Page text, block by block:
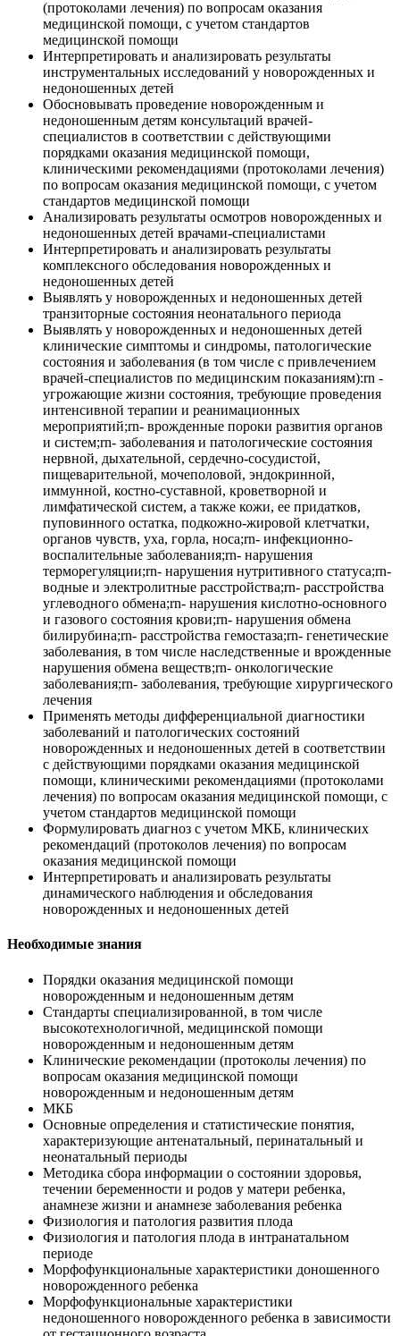
(протоколами лечения) по вопросам оказания
медицинской помощи, с учетом стандартов
медицинской помощи
Интерпретировать и анализировать результаты
инструментальных исследований у новорожденных и
недоношенных детей
Обосновывать проведение новорожденным и
недоношенным детям консультаций врачей-
специалистов в соответствии с действующими
порядками оказания медицинской помощи,
клиническими рекомендациями (протоколами лечения)
по вопросам оказания медицинской помощи, с учетом
стандартов медицинской помощи
Анализировать результаты осмотров новорожденных и
недоношенных детей врачами-специалистами
Интерпретировать и анализировать результаты
комплексного обследования новорожденных и
недоношенных детей
Выявлять у новорожденных и недоношенных детей
транзиторные состояния неонатального периода
Выявлять у новорожденных и недоношенных детей
клинические симптомы и синдромы, патологические
состояния и заболевания (в том числе с привлечением
врачей-специалистов по медицинским показаниям):rn -
угрожающие жизни состояния, требующие проведения
интенсивной терапии и реанимационных
мероприятий;rn- врожденные пороки развития органов
и систем;rn- заболевания и патологические состояния
нервной, дыхательной, сердечно-сосудистой,
пищеварительной, мочеполовой, эндокринной,
иммунной, костно-суставной, кроветворной и
лимфатической систем, а также кожи, ее придатков,
пуповинного остатка, подкожно-жировой клетчатки,
органов чувств, уха, горла, носа;rn- инфекционно-
воспалительные заболевания;rn- нарушения
терморегуляции;rn- нарушения нутритивного статуса;rn-
водные и электролитные расстройства;rn- расстройства
углеводного обмена;rn- нарушения кислотно-основного
и газового состояния крови;rn- нарушения обмена
билирубина;rn- расстройства гемостаза;rn- генетические
заболевания, в том числе наследственные и врожденные
нарушения обмена веществ;rn- онкологические
заболевания;rn- заболевания, требующие хирургического
лечения
Применять методы дифференциальной диагностики
заболеваний и патологических состояний
новорожденных и недоношенных детей в соответствии
с действующими порядками оказания медицинской
помощи, клиническими рекомендациями (протоколами
лечения) по вопросам оказания медицинской помощи, с
учетом стандартов медицинской помощи
Формулировать диагноз с учетом МКБ, клинических
рекомендаций (протоколов лечения) по вопросам
оказания медицинской помощи
Интерпретировать и анализировать результаты
динамического наблюдения и обследования
новорожденных и недоношенных детей
Необходимые знания
Порядки оказания медицинской помощи
новорожденным и недоношенным детям
Стандарты специализированной, в том числе
высокотехнологичной, медицинской помощи
новорожденным и недоношенным детям
Клинические рекомендации (протоколы лечения) по
вопросам оказания медицинской помощи
новорожденным и недоношенным детям
МКБ
Основные определения и статистические понятия,
характеризующие антенатальный, перинатальный и
неонатальный периоды
Методика сбора информации о состоянии здоровья,
течении беременности и родов у матери ребенка,
анамнезе жизни и анамнезе заболевания ребенка
Физиология и патология развития плода
Физиология и патология плода в интранатальном
периоде
Морфофункциональные характеристики доношенного
новорожденного ребенка
Морфофункциональные характеристики
недоношенного новорожденного ребенка в зависимости